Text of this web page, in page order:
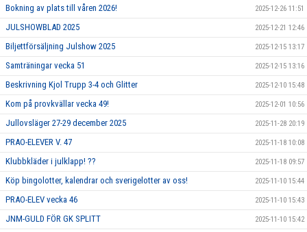
Bokning av plats till våren 2026! 2025-12-26 11:51
JULSHOWBLAD 2025 2025-12-21 12:46
Biljettförsäljning Julshow 2025 2025-12-15 13:17
Samträningar vecka 51 2025-12-15 13:16
Beskrivning Kjol Trupp 3-4 och Glitter 2025-12-10 15:48
Kom på provkvällar vecka 49! 2025-12-01 10:56
Jullovsläger 27-29 december 2025 2025-11-28 20:19
PRAO-ELEVER V. 47 2025-11-18 10:08
Klubbkläder i julklapp! ?? 2025-11-18 09:57
Köp bingolotter, kalendrar och sverigelotter av oss! 2025-11-10 15:44
PRAO-ELEV vecka 46 2025-11-10 15:43
JNM-GULD FÖR GK SPLITT 2025-11-10 15:42